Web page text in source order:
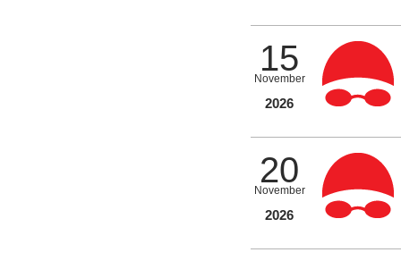
15
November
2026
20
November
2026